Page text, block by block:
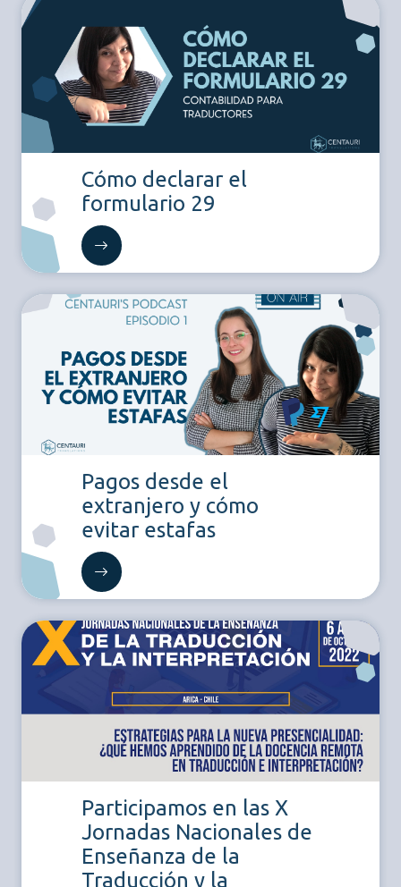
Cómo declarar el
formulario 29
Pagos desde el
extranjero y cómo
evitar estafas
Participamos en las X
Jornadas Nacionales de
Enseñanza de la
Traducción y la